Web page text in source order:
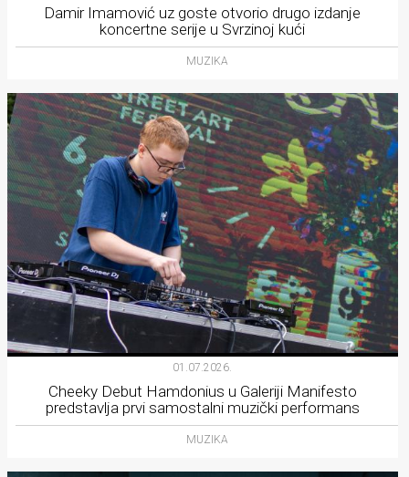
Damir Imamović uz goste otvorio drugo izdanje
koncertne serije u Svrzinoj kući
MUZIKA
01.07.2026.
Cheeky Debut Hamdonius u Galeriji Manifesto
predstavlja prvi samostalni muzički performans
MUZIKA